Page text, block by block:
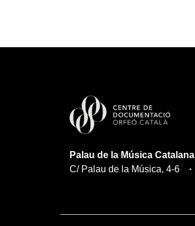
Palau de la Música Catalana
C/ Palau de la Música, 4-6